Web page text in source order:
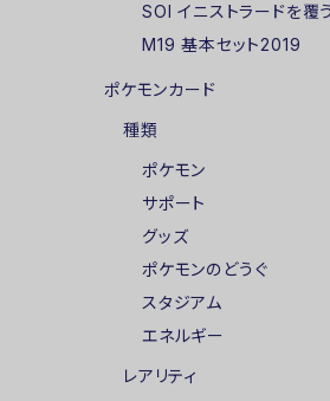
SOI イニストラードを覆
M19 基本セット2019
ポケモンカード
種類
ポケモン
サポート
グッズ
ポケモンのどうぐ
スタジアム
エネルギー
レアリティ